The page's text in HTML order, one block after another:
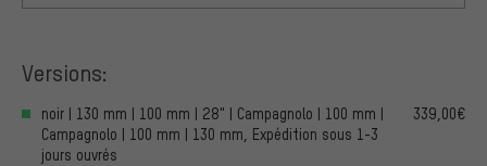
Versions:
noir | 130 mm | 100 mm | 28" | Campagnolo | 100 mm |
Campagnolo | 100 mm | 130 mm, Expédition sous 1-3
jours ouvrés
339,00€